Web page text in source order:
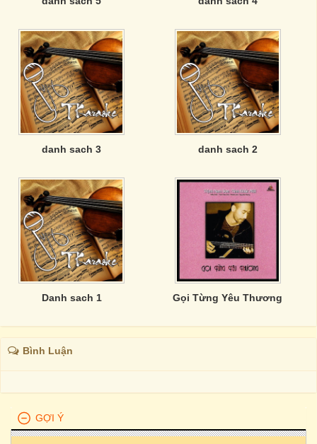
danh sach 3 danh sach 2
Danh sach 1 Gọi Từng Yêu Thương
Bình Luận
GỢI Ý